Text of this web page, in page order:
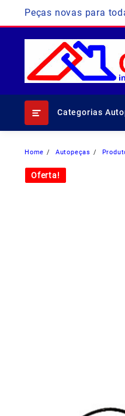
content
Peças novas para
Categorias
Home Autopeças
Oferta!
Oferta!